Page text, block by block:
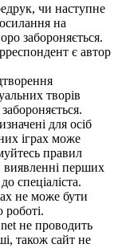
чи наступне
на
забороняється.
є автор
творів
для осіб
іграх може
правил
виявленні перших
спеціаліста.
не може бути
роботі.
не проводить
також сайт не